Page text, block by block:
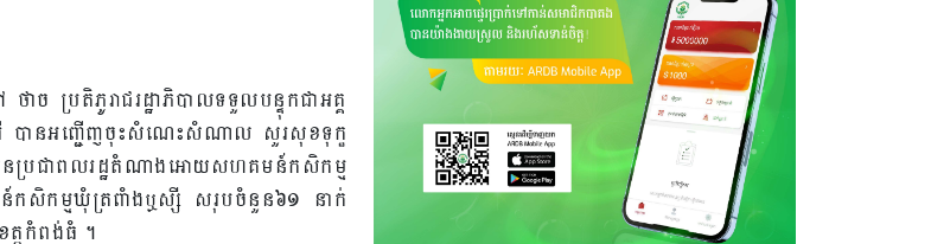
ច ប្រតិភូរាជរដ្ឋាភិបាលទទួលបន្ទុកជាអគ្គ
បានអញ្ជើញចុះសំណេះសំណាល សួរសុខទុក្ខ
រជាពលរដ្ឋតំណាងអោយសហគមន៍កសិកម្ម
សិកម្មឃុំត្រពាំងឬស្សី សរុបចំនួន៦១ នាក់
ត្តកំពង់ធំ ។